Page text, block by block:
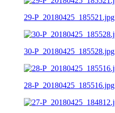
29-P_20180425_185521.jpg
30-P_20180425_185528.jpg
28-P_20180425_185516.jpg